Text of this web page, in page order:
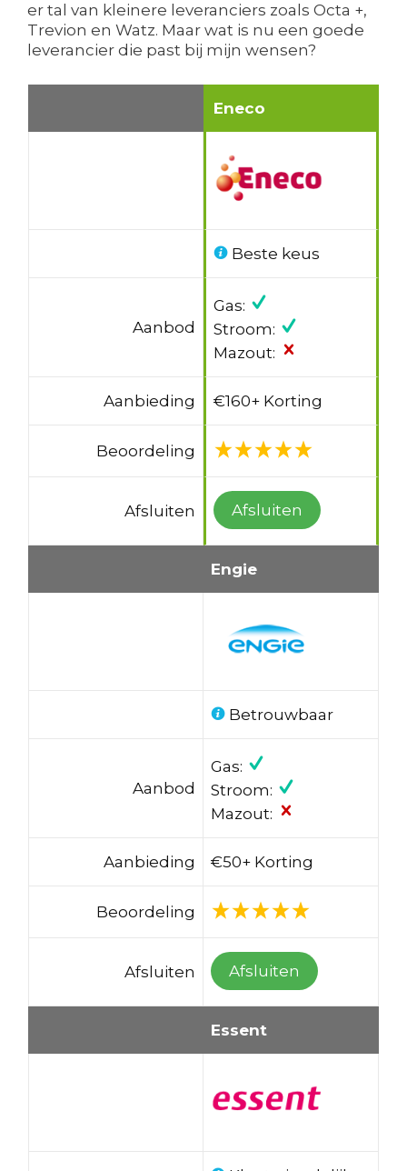
er tal van kleinere leveranciers zoals Octa +,
Trevion en Watz. Maar wat is nu een goede
leverancier die past bij mijn wensen?
Eneco
Beste keus
Aanbod
Gas:
Stroom:
Mazout:
Aanbieding €160+ Korting
Beoordeling
Afsluiten Afsluiten
Engie
Betrouwbaar
Aanbod
Gas:
Stroom:
Mazout:
Aanbieding €50+ Korting
Beoordeling
Afsluiten Afsluiten
Essent